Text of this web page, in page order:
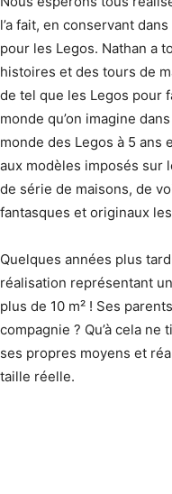
l’a fait, en conservant
pour les Legos. Nathan a
histoires et des tours de
de tel que les Legos pour
monde qu’on imagine
monde des Legos à 5 ans
aux modèles imposés sur
de série de maisons, de
fantasques et originaux
Quelques années plus
réalisation représentant
plus de 10 m² ! Ses
compagnie ? Qu’à cela
ses propres moyens et
taille réelle.